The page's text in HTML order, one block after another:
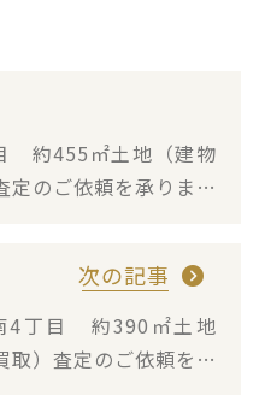
約455㎡土地（建物
定のご依頼を承りまし
次の記事
4丁目 約390㎡土地
取）査定のご依頼を承